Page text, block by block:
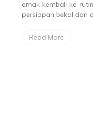
emak kembali ke
persiapan bekal dan
Read More